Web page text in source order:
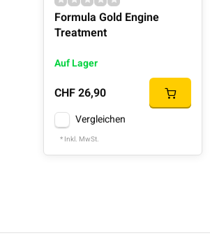
Formula Gold Engine
Treatment
Auf Lager
CHF 26,90
Vergleichen
* Inkl. MwSt.